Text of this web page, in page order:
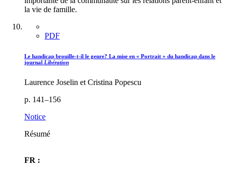
la vie de famille.
PDF
Le handicap brouille-t-il le genre? La mise en « Portrait » du handicap dans le
journal Libération
Laurence Joselin et Cristina Popescu
p. 141–156
Notice
Résumé
FR :